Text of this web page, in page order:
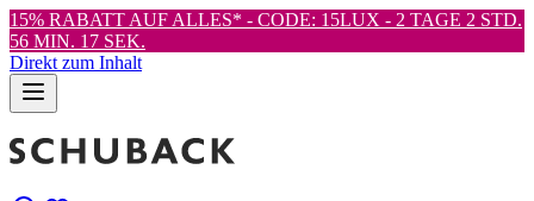
15% RABATT AUF ALLES* - CODE: 15LUX - 2 TAGE 2 STD.
56 MIN. 15 SEK.
Direkt zum Inhalt